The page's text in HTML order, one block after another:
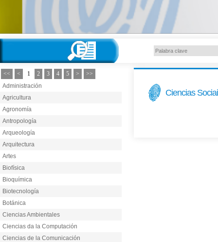
<< < 1 2 3 4 5 >
>>
Administración
Agricultura
Agronomía
Antropología
Arqueología
Arquitectura
Artes
Biofísica
Bioquímica
Biotecnología
Botánica
Ciencias Ambientales
Ciencias da la Computación
Ciencias de la Comunicación
Ciencias